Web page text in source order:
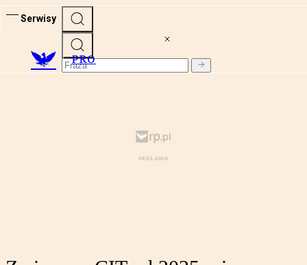
Serwisy
PRO